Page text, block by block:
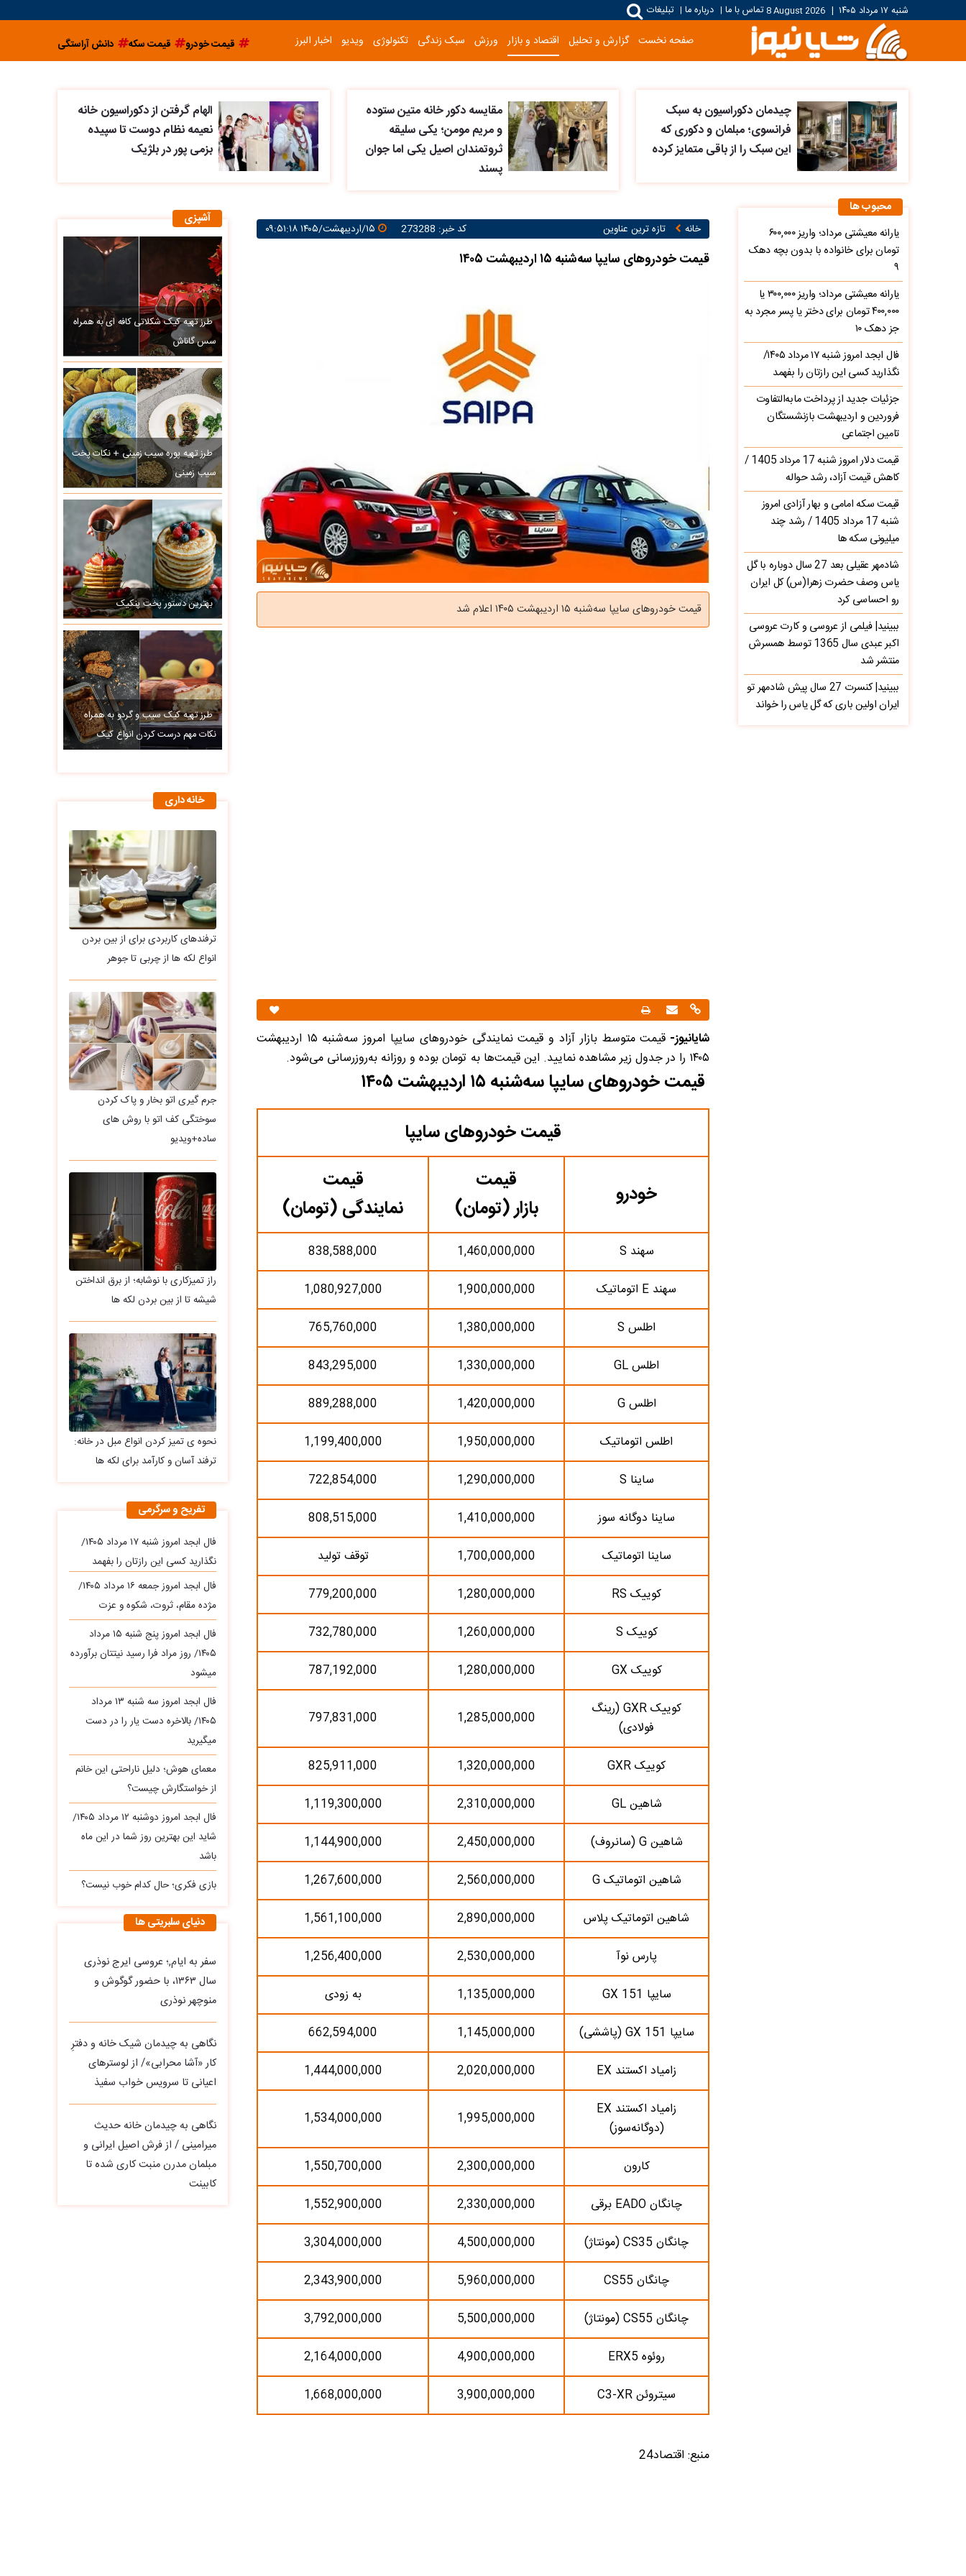
شنبه ۱۷ مرداد ۱۴۰۵ |
8 August 2026تماس با ما | درباره ما | تبلیغات
صفحه نخست گزارش و تحلیل اقتصاد و بازار ورزش سبک زندگی تکنولوژی ویدیو اخبار البرز قیمت خودرو قیمت سکه دانش آراستگی
چیدمان دکوراسیون به سبک
فرانسوی؛ مبلمان و دکوری که
این سبک را از باقی متمایز کرده
مقایسه دکور خانه متین ستوده
و مریم مومن؛ یکی سلیقه
ثروتمندان اصیل یکی اما جوان
پسند
الهام گرفتن از دکوراسیون خانه
نعیمه نظام دوست تا سپیده
بزمی پور در بلژیک
خانه تازه ترین عناوین کد خبر: 273288
قیمت خودرو‌های سایپا سه‌شنبه ۱۵ اردیبهشت ۱۴۰۵
قیمت خودرو‌های سایپا سه‌شنبه ۱۵ اردیبهشت ۱۴۰۵ اعلام شد
شایانیوز-
قیمت متوسط بازار آزاد و قیمت نمایندگی خودرو‌های سایپا امروز سه‌شنبه ۱۵ اردیبهشت
۱۴۰۵ را در جدول زیر مشاهده نمایید. این قیمت‌ها به تومان بوده و روزانه به‌روز‌رسانی می‌شود.
قیمت خودرو‌های سایپا سه‌شنبه ۱۵ اردیبهشت ۱۴۰۵
قیمت خودروهای سایپا
خودرو
قیمت
بازار (تومان)
قیمت
نمایندگی (تومان)
سهند S 1,460,000,000
838,588,000
سهند E اتوماتیک
1,900,000,000
1,080,927,000
اطلس S
1,380,000,000
765,760,000
اطلس GL
1,330,000,000
843,295,000
اطلس G
1,420,000,000
889,288,000
اطلس اتوماتیک
1,950,000,000
1,199,400,000
ساینا S
1,290,000,000
722,854,000
ساینا دوگانه سوز
1,410,000,000
808,515,000
ساینا اتوماتیک
1,700,000,000
توقف تولید
کوییک RS
1,280,000,000
779,200,000
کوییک S
1,260,000,000
732,780,000
کوییک GX
1,280,000,000
787,192,000
کوییک GXR (رینگ
فولادی)
1,285,000,000
797,831,000
کوییک GXR 1,320,000,000
825,911,000
شاهین GL
2,310,000,000
1,119,300,000
شاهین G (سانروف)
2,450,000,000
1,144,900,000
شاهین اتوماتیک G
2,560,000,000
1,267,600,000
شاهین اتوماتیک پلاس
2,890,000,000
1,561,100,000
پارس نوآ
2,530,000,000
1,256,400,000
سایپا 151 GX
1,135,000,000
به زودی
سایپا 151 GX (پاششی)
1,145,000,000
662,594,000
زامیاد اکستند EX
2,020,000,000
1,444,000,000
زامیاد اکستند EX
(دوگانه‌سوز)
1,995,000,000
1,534,000,000
کارون 2,300,000,000
1,550,700,000
چانگان EADO برقی
2,330,000,000
1,552,900,000
چانگان CS35 (مونتاژ)
4,500,000,000
3,304,000,000
چانگان CS55
5,960,000,000
2,343,900,000
چانگان CS55 (مونتاژ)
5,500,000,000
3,792,000,000
روئوه ERX5
4,900,000,000
2,164,000,000
سیتروئن C3-XR
3,900,000,000
1,668,000,000
منبع: اقتصاد24
آشپزی
طرز تهیه کیک شکلاتی کافه ای به همراه
سس گاناش
طرز تهیه پوره سیب زمینی + نکات پخت
سیب زمینی
بهترین دستور پخت پنکیک
طرز تهیه کیک سیب و گردو به همراه
نکات مهم درست کردن انواع کیک
خانه داری
ترفندهای کاربردی برای از بین بردن
انواع لکه ها از چربی تا جوهر
جرم گیری اتو بخار و پاک کردن
سوختگی کف اتو با روش های
ساده+ویدیو
راز تمیزکاری با نوشابه؛ از برق انداختن
شیشه تا از بین بردن لکه ها
نحوه ی تمیز کردن انواع مبل در خانه:
ترفند آسان و کارآمد برای لکه ها
تفریح و سرگرمی
فال ابجد امروز شنبه ۱۷ مرداد ۱۴۰۵/
نگذارید کسی این رازتان را بفهمد
فال ابجد امروز جمعه ۱۶ مرداد ۱۴۰۵/
مژده مقام، ثروت، شکوه و عزت
فال ابجد امروز پنج شنبه ۱۵ مرداد
۱۴۰۵/ روز مراد فرا رسید نیتتان برآورده
میشود
فال ابجد امروز سه‌ شنبه ۱۳ مرداد
۱۴۰۵/ بالاخره دست یار را در دست
میگیرید
معمای هوش؛ دلیل ناراحتی این خانم
از خواستگارش چیست؟
فال ابجد امروز دوشنبه ۱۲ مرداد ۱۴۰۵/
شاید این بهترین روز شما در این ماه
باشد
بازی فکری؛ حال کدام خوب نیست؟
دنیای سلبریتی ها
سفر به ایام,؛ عروسی ایرج نوذری
سال ۱۳۶۳، با حضور گوگوش و
منوچهر نوذری
نگاهی به چیدمان شیک خانه و دفترِ
کار «آشا محرابی»/ از لوسترهای
اعیانی تا سرویس خواب سفیذ
نگاهی به چیدمان خانه حدیث
میرامینی / از فرش اصیل ایرانی و
مبلمان مدرن منبت‌ کاری‌ شده تا
کابینت
محبوب ها
یارانه معیشتی مرداد؛ واریز ۶۰۰,۰۰۰
تومان برای خانواده با بدون بچه دهک
۹
یارانه معیشتی مرداد؛ واریز ۳۰۰,۰۰۰ یا
۴۰۰,۰۰۰ تومان برای دختر یا پسر مجرد به
جز دهک ۱۰
فال ابجد امروز شنبه ۱۷ مرداد ۱۴۰۵/
نگذارید کسی این رازتان را بفهمد
جزئیات جدید از پرداخت مابه‌التفاوت
فروردین و اردیبهشت بازنشستگان
تامین اجتماعی
قیمت دلار امروز شنبه 17 مرداد 1405 /
کاهش قیمت آزاد، رشد حواله
قیمت سکه امامی و بهار آزادی امروز
شنبه 17 مرداد 1405 / رشد چند
میلیونی سکه ها
شادمهر عقیلی بعد 27 سال دوباره با گل
یاس وصف حضرت زهرا(س) کل ایران
رو احساسی کرد
ببینید| فیلمی از عروسی و کارت عروسی
اکبر عبدی سال 1365 توسط همسرش
منتشر شد
ببینید| کنسرت 27 سال پیش شادمهر تو
ایران اولین باری که گل یاس را خواند